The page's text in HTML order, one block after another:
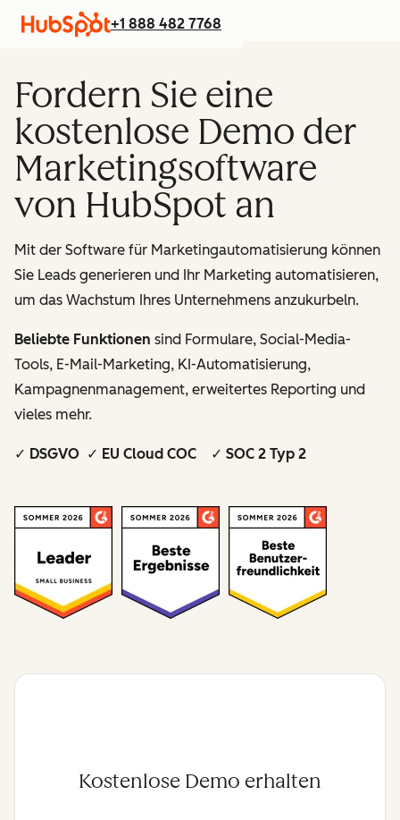
+1 888 482 7768
Fordern Sie eine
kostenlose Demo der
Marketingsoftware
von HubSpot an
Mit der Software für Marketingautomatisierung können
Sie Leads generieren und Ihr Marketing automatisieren,
um das Wachstum Ihres Unternehmens anzukurbeln.
Beliebte Funktionen sind Formulare, Social-Media-
Tools, E-Mail-Marketing, KI-Automatisierung,
Kampagnenmanagement, erweitertes Reporting und
vieles mehr.
✓ DSGVO ✓ EU Cloud COC ✓ SOC 2 Typ 2
Kostenlose Demo erhalten